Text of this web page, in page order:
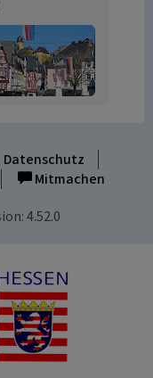
Datenschutz
Mitmachen
4.52.0